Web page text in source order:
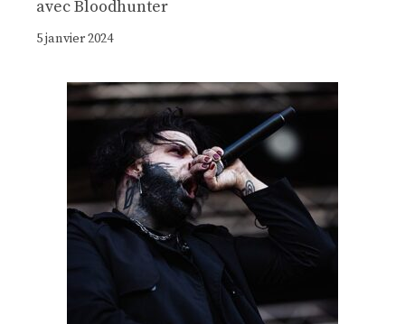
avec Bloodhunter
5 janvier 2024